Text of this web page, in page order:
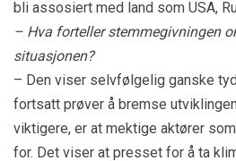
bli assosiert med land som USA,
– Hva forteller stemmegivningen
situasjonen?
– Den viser selvfølgelig ganske
fortsatt prøver å bremse
viktigere, er at mektige aktører
for. Det viser at presset for å ta